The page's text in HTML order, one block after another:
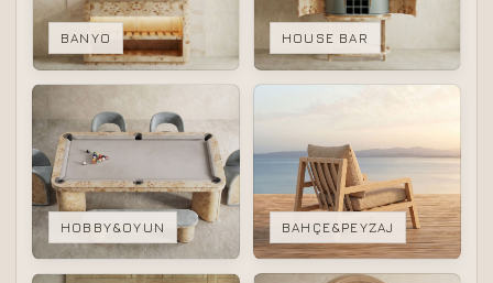
BANYO HOUSE BAR
HOBBY&OYUN BAHÇE&PEYZAJ